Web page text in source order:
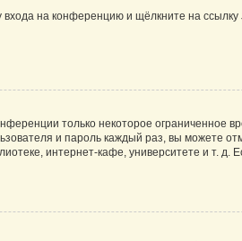
входа на конференцию и щёлкните на ссылку
только некоторое ограниченное
и пароль каждый раз, вы можете
интернет-кафе, университете и т. д.